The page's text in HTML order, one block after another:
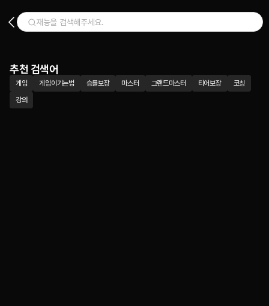
추천 검색어
게임 게임이기는법 승률보장 마스터 그랜드마스터 티어보장
코칭
강의